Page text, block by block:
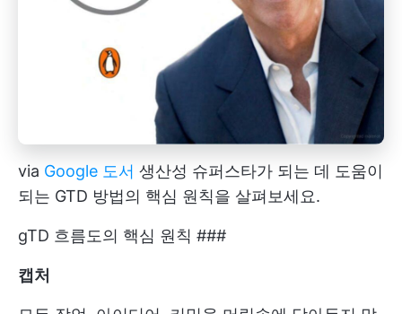
via Google 도서 생산성 슈퍼스타가 되는 데 도움이
되는 GTD 방법의 핵심 원칙을 살펴보세요.
gTD 흐름도의 핵심 원칙 ###
캡처